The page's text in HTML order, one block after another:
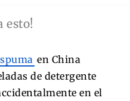
esto!
en China
de detergente
en el